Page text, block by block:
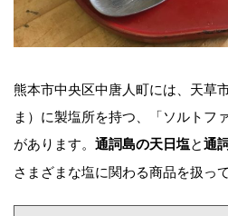
熊本市中央区中唐人町には、天草
ま）に製塩所を持つ、「ソルトフ
があります。 通詞島の天日塩と通
さまざまな塩に関わる商品を扱って